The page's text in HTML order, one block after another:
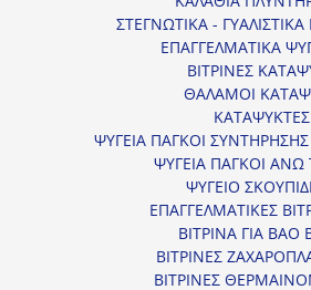
ΣΤΕΓΝΩΤΙΚΑ -
ΕΠΑΓΓΕΛΜΑΤΙΚΑ
ΒΙΤΡΙΝΕΣ
ΘΑΛΑΜΟΙ
ΚΑΤΑΨΥΚΤΕΣ
ΨΥΓΕΙΑ ΠΑΓΚΟΙ
ΨΥΓΕΙΑ ΠΑΓΚΟΙ ΑΝΩ
ΨΥΓΕΙΟ
ΕΠΑΓΓΕΛΜΑΤΙΚΕΣ
ΒΙΤΡΙΝΑ ΓΙΑ BAO
ΒΙΤΡΙΝΕΣ
ΒΙΤΡΙΝΕΣ